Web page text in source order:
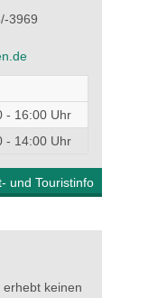
3969
- 16:00 Uhr
- 14:00 Uhr
und Touristinfo
keinen